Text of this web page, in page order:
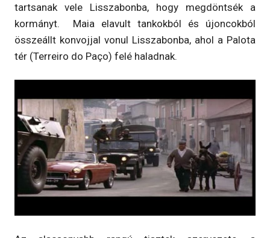
tartsanak vele Lisszabonba, hogy megdöntsék a
kormányt. Maia elavult tankokból és újoncokból
összeállt konvojjal vonul Lisszabonba, ahol a Palota
tér (Terreiro do Paço) felé haladnak.